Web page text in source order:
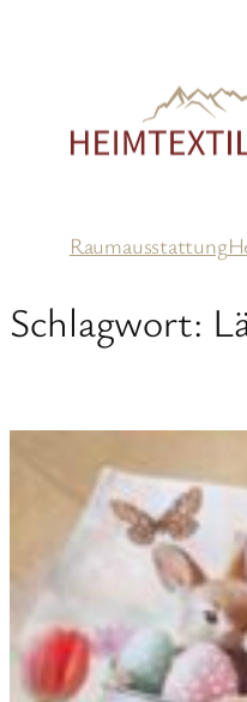
Raumausstattung
Schlagwort: